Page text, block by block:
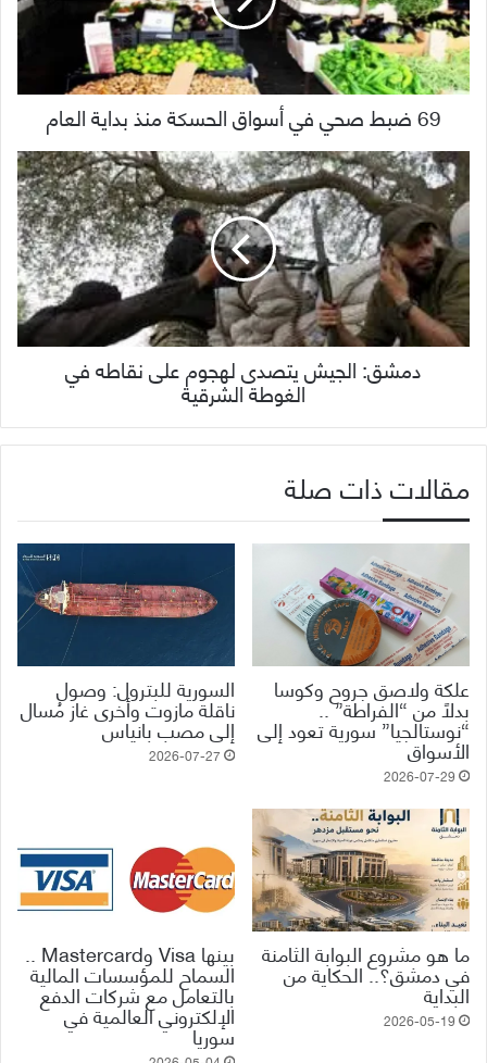
69 ضبط صحي في أسواق الحسكة منذ بداية العام
دمشق: الجيش يتصدى لهجوم على نقاطه في
الغوطة الشرقية
مقالات ذات صلة
علكة ولاصق جروح وكوسا
بدلاً من “الفراطة” ..
“نوستالجيا” سورية تعود إلى
الأسواق
2026-07-29
السورية للبترول: وصول
ناقلة مازوت وأخرى غاز مُسال
إلى مصب بانياس
2026-07-27
ما هو مشروع البوابة الثامنة
في دمشق؟.. الحكاية من
البداية
2026-05-19
بينها Visa وMastercard ..
السماح للمؤسسات المالية
بالتعامل مع شركات الدفع
الإلكتروني العالمية في
سوريا